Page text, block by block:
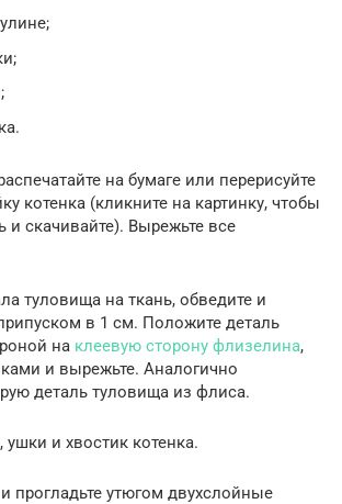
на бумаге или перерисуйте
котенка (кликните на картинку, чтобы
и скачивайте). Вырежьте все
туловища на ткань, обведите и
в 1 см. Положите деталь
на клеевую сторону флизелина,
и вырежьте. Аналогично
деталь туловища из флиса.
и хвостик котенка.
прогладьте утюгом двухслойные